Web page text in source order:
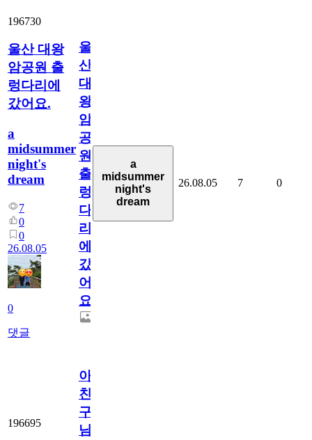
196730
울산 대왕
암공원 출
렁다리에
갔어요.
a
midsummer
night's
dream
7
0
0
26.08.05
0
댓글
울
산
대
왕
암
공
원
출
렁
다
리
에
갔
어
요.
a
midsummer
night's
dream
26.08.05 7 0
196695
아.
친
구
님